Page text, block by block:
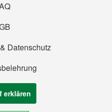
Datenschutz
erklären